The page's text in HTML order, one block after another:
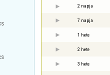
2 napja
7 napja
1 hete
2 hete
3 hete